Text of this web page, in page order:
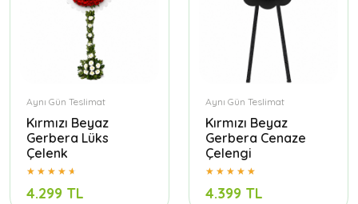
Aynı Gün Teslimat
Kırmızı Beyaz
Gerbera Lüks
Çelenk
4.299 TL
Aynı Gün Teslimat
Kırmızı Beyaz
Gerbera Cenaze
Çelengi
4.399 TL